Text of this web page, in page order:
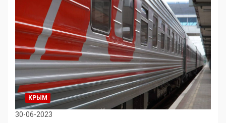
КРЫМ
30-06-2023